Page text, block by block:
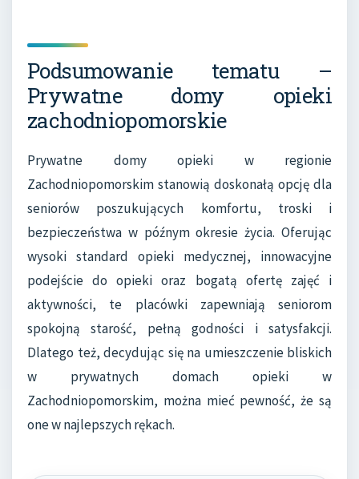
Podsumowanie tematu –
Prywatne domy opieki
zachodniopomorskie
Prywatne domy opieki w regionie
Zachodniopomorskim stanowią doskonałą opcję dla
seniorów poszukujących komfortu, troski i
bezpieczeństwa w późnym okresie życia. Oferując
wysoki standard opieki medycznej, innowacyjne
podejście do opieki oraz bogatą ofertę zajęć i
aktywności, te placówki zapewniają seniorom
spokojną starość, pełną godności i satysfakcji.
Dlatego też, decydując się na umieszczenie bliskich
w prywatnych domach opieki w
Zachodniopomorskim, można mieć pewność, że są
one w najlepszych rękach.